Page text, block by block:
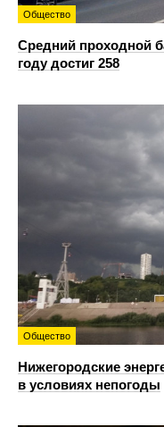
Общество
Средний проходной
году достиг 258
Общество
Нижегородские
в условиях непогоды